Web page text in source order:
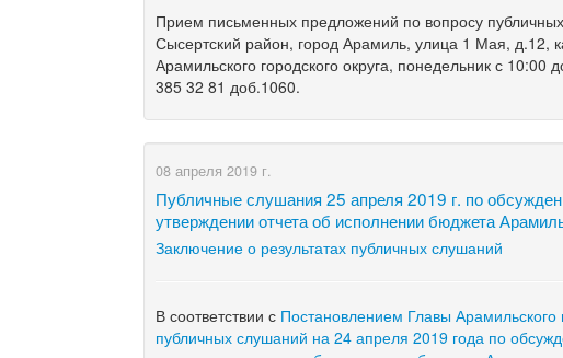
Прием письменных предложений по вопросу
Сысертский район, город Арамиль, улица 1 Мая, д.12,
Арамильского городского округа, понедельник с
385 32 81 доб.1060.
08 апреля 2019 г.
Публичные слушания 25 апреля 2019 г. по
утверждении отчета об исполнении бюджета
Заключение о результатах публичных слушаний
Всоответствии с Постановлением Главы Арамильского
публичных слушаний на 24 апреля 2019 года по